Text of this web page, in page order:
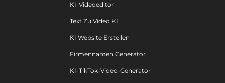
KI-Videoeditor
Text Zu Video KI
KI Website Erstellen
Firmennamen Generator
KI-TikTok-Video-Generator